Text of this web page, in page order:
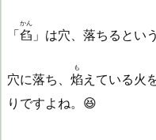
「臽
かん
」は穴、落ちるとい
穴に落ち、 焰
も
えている火
りですよね。😆